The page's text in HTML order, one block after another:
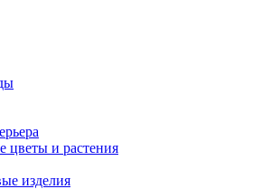
цветы и растения
изделия